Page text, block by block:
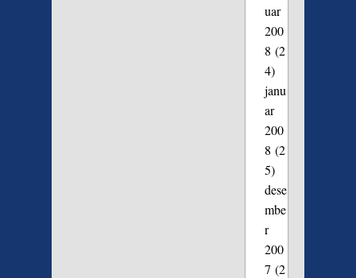
uar
200
8 (2
4)
janu
ar
200
8 (2
5)
dese
mbe
r
200
7 (2